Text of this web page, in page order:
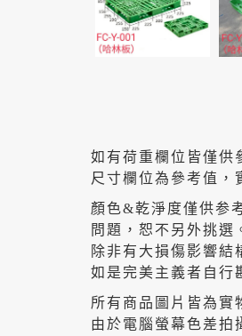
如有荷重欄位皆僅供
尺寸欄位為參考值，
顏色&乾淨度僅供参
問題，恕不另外挑選
除非有大損傷影響結
如是完美主義者自行
所有商品圖片皆為實
由於電腦螢幕色差拍